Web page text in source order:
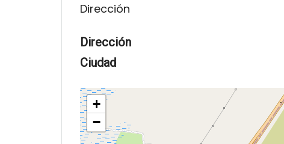
Dirección
Dirección
Ciudad
+
−